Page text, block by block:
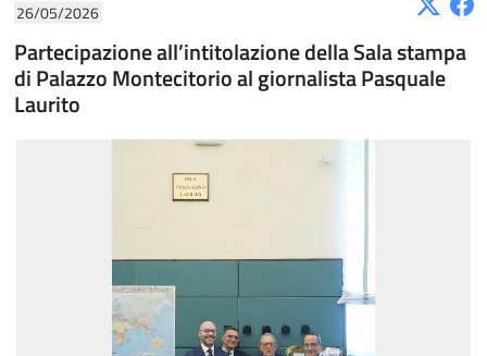
26/05/2026
Partecipazione all’intitolazione della Sala stampa
di Palazzo Montecitorio al giornalista Pasquale
Laurito